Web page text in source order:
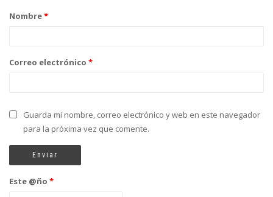
Nombre*
Correo electrónico *
Guarda mi nombre, correo electrónico y web en este navegador
para la próxima vez que comente.
Este @ño *